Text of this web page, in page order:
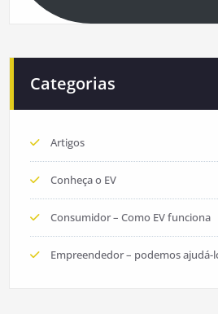
Categorias
Artigos
Conheça o EV
Consumidor – Como EV funciona
Empreendedor – podemos ajudá-